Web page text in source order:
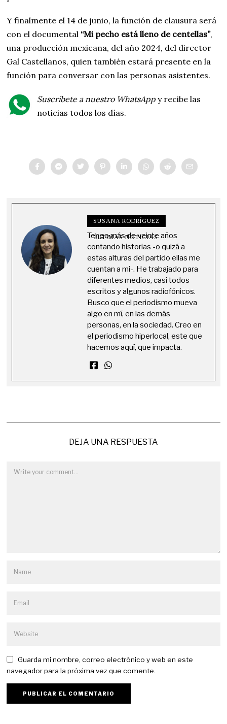
Y finalmente el 14 de junio, la función de clausura será
con el documental “Mi pecho está lleno de centellas”,
una producción mexicana, del año 2024, del director
Gal Castellanos, quien también estará presente en la
función para conversar con las personas asistentes.
Suscríbete a nuestro WhatsApp y recibe las
noticias todos los días.
SUSANA RODRÍGUEZ
ÚLTIMAS NOTICIAS
Tengo más de veinte años
contando historias -o quizá a
estas alturas del partido ellas me
cuentan a mi-. He trabajado para
diferentes medios, casi todos
escritos y algunos radiofónicos.
Busco que el periodismo mueva
algo en mí, en las demás
personas, en la sociedad. Creo en
el periodismo hiperlocal, este que
hacemos aquí, que impacta.
DEJA UNA RESPUESTA
Guarda mi nombre, correo electrónico y web en este
navegador para la próxima vez que comente.